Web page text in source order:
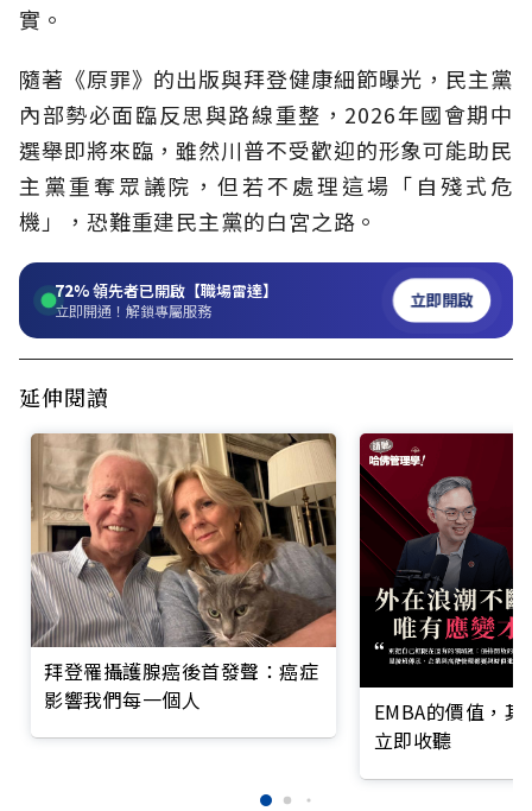
實。
隨著《原罪》的出版與拜登健康細節曝光，民主黨
內部勢必面臨反思與路線重整，2026年國會期中
選舉即將來臨，雖然川普不受歡迎的形象可能助民
主黨重奪眾議院，但若不處理這場「自殘式危
機」，恐難重建民主黨的白宮之路。
72%領先者已開啟【職場雷達】
立即開通！解鎖專屬服務 立即開啟
延伸閱讀
拜登罹攝護腺癌後首發聲：癌症
影響我們每一個人
EMBA的價值，
立即收聽